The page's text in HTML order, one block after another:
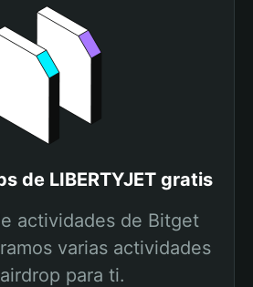
de LIBERTYJET gratis
actividades de Bitget
varias actividades
para ti.